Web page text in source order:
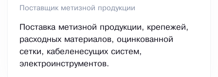
Поставщик метизной продукции
Поставка метизной продукции, крепежей,
расходных материалов, оцинкованной
сетки, кабеленесущих систем,
электроинструментов.